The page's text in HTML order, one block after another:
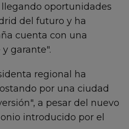
oportunidades
del futuro y ha
cuenta con una
garante".
regional ha
por una ciudad
a pesar del nuevo
introducido por el